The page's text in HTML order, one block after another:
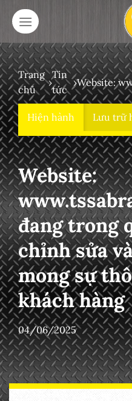
qua
dung
Trang
chủ
›
Tin
tức
›
Hiện hành Lưu trữ
Website:
đang trong
chỉnh sửa
mong sự
khách hàng
04/06/2025